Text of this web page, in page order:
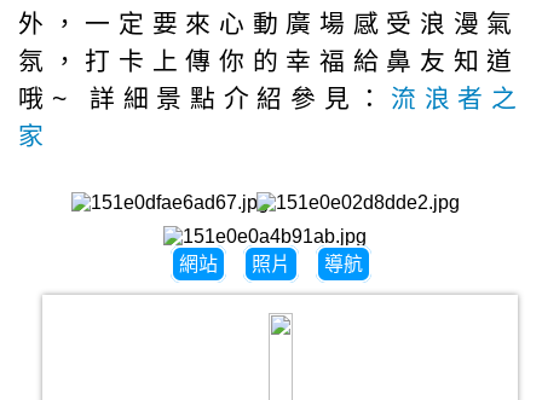
外，一定要來心動廣場感受浪漫氣
氛，打卡上傳你的幸福給鼻友知道
哦~ 詳細景點介紹參見： 流浪者之
家
網站 照片 導航